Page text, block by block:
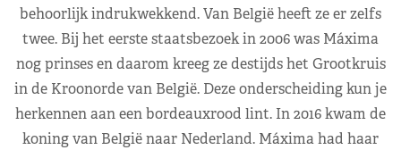
behoorlijk indrukwekkend. Van België heeft ze er zelfs
twee. Bij het eerste staatsbezoek in 2006 was Máxima
nog prinses en daarom kreeg ze destijds het Grootkruis
in de Kroonorde van België. Deze onderscheiding kun je
herkennen aan een bordeauxrood lint. In 2016 kwam de
koning van België naar Nederland. Máxima had haar